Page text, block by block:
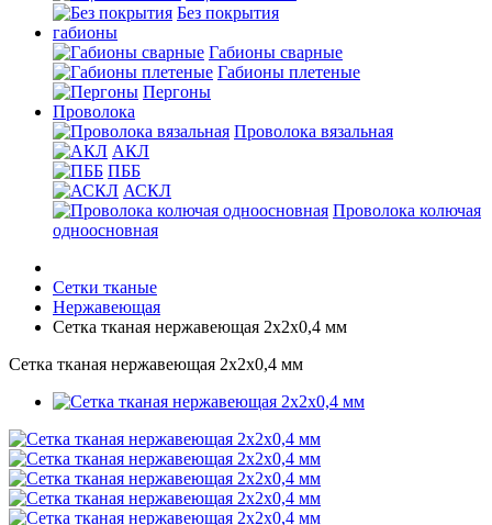
Без покрытия
габионы
Габионы сварные
Габионы плетеные
Пергоны
Проволока
Проволока вязальная
АКЛ
ПББ
АСКЛ
Проволока колючая
одноосновная
Сетки тканые
Нержавеющая
Сетка тканая нержавеющая 2х2х0,4 мм
Сетка тканая нержавеющая 2х2х0,4 мм